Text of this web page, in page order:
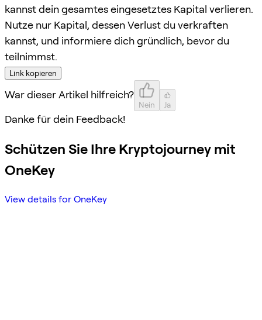
kannst dein gesamtes eingesetztes Kapital verlieren.
Nutze nur Kapital, dessen Verlust du verkraften
kannst, und informiere dich gründlich, bevor du
teilnimmst.
Link kopieren
War dieser Artikel hilfreich?
Nein Ja
Danke für dein Feedback!
Schützen Sie Ihre Kryptojourney mit
OneKey
View details for OneKey